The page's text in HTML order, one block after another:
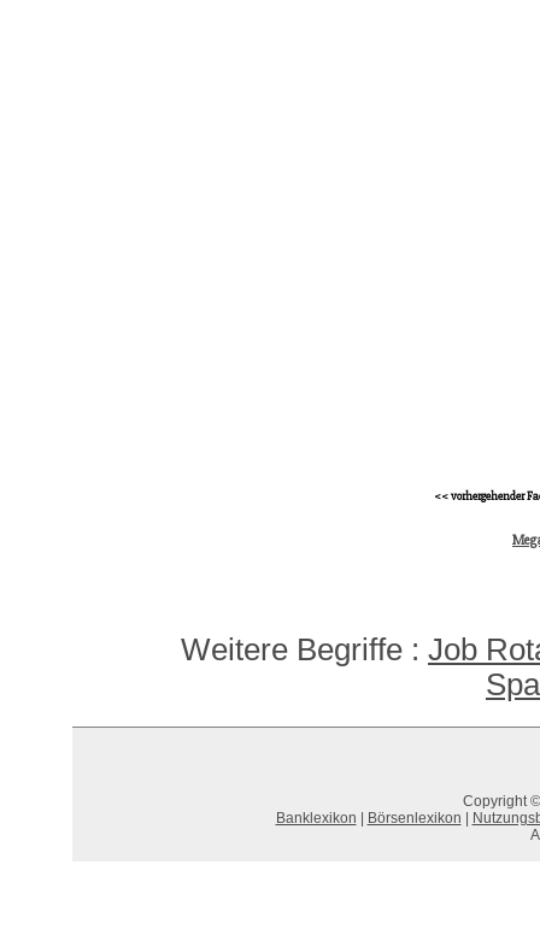
<< vorhergehender
Weitere Begriffe : Job
Copyright
Banklexikon
Börsenlexikon